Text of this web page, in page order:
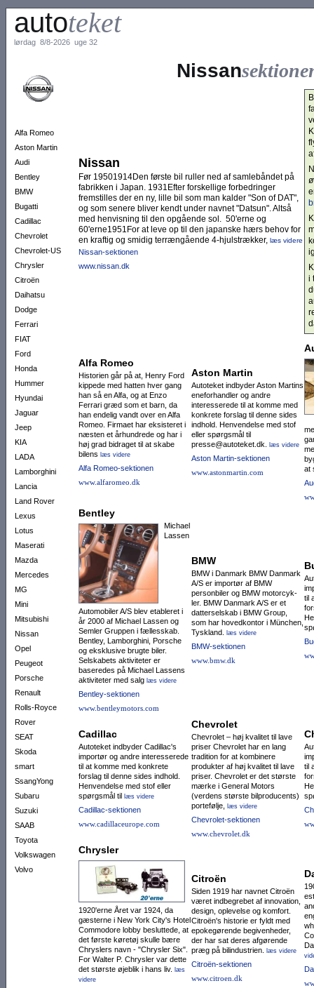
autoteket
lørdag 8/8-2026 uge 32
Alfa Romeo
Aston Martin
Audi
Bentley
BMW
Bugatti
Cadillac
Chevrolet
Chevrolet-US
Chrysler
Citroën
Daihatsu
Dodge
Ferrari
FIAT
Ford
Honda
Hummer
Hyundai
Jaguar
Jeep
KIA
LADA
Lamborghini
Lancia
Land Rover
Lexus
Lotus
Maserati
Mazda
Mercedes
MG
Mini
Mitsubishi
Nissan
Opel
Peugeot
Porsche
Renault
Rolls-Royce
Rover
SEAT
Skoda
smart
SsangYong
Subaru
Suzuki
SAAB
Toyota
Volkswagen
Volvo
Nissan
Nissan
Før 19501914Den første bil ruller ned af samlebåndet på
fabrikken i Japan. 1931Efter forskellige forbedringer
fremstilles der en ny, lille bil som man kalder "Son of DAT",
og som senere bliver kendt under navnet "Datsun". Altså
med henvisning til den opgående sol. 50'erne og
60'erne1951For at leve op til den japanske hærs behov for
en kraftig og smidig terrængående 4-hjulstrækker, læs videre
Nissan-sektionen
www.nissan.dk
i
Alfa Romeo
Historien går på at, Henry Ford
kippede med hatten hver gang
han så en Alfa, og at Enzo
Ferrari græd som et barn, da
han endelig vandt over en Alfa
Romeo. Firmaet har eksisteret i
næsten et århundrede og har i
høj grad bidraget til at skabe
bilens læs videre
Alfa Romeo-sektionen
www.alfaromeo.dk
Aston Martin
Autoteket indbyder Aston Martins
eneforhandler og andre
interesserede til at komme med
konkrete forslag til denne sides
indhold. Henvendelse med stof
eller spørgsmål til
presse@autoteket.dk.
læs videre
Aston Martin-sektionen
www.astonmartin.com
at
Bentley
Michael
Lassen
Automobiler A/S blev etableret i
år 2000 af Michael Lassen og
Semler Gruppen i fællesskab.
Bentley, Lamborghini, Porsche
og eksklusive brugte biler.
Selskabets aktiviteter er
baseredes på Michael Lassens
aktiviteter med salg læs videre
Bentley-sektionen
www.bentleymotors.com
BMW
BMW i Danmark BMW Danmark
A/S er importør af BMW
personbiler og BMW motor­cyk­
ler. BMW Danmark A/S er et
datter­selskab i BMW Group,
som har ho­vedkontor i München,
Tyskland.
læs videre
BMW-sektionen
www.bmw.dk
til
Cadillac
Autoteket indbyder Cadillac's
importør og andre interesserede
til at komme med konkrete
forslag til denne sides indhold.
Henvendelse med stof eller
spørgsmål til læs videre
Cadillac-sektionen
www.cadillaceurope.com
Chevrolet
Chevrolet – høj kvalitet til lave
priser Chevrolet har en lang
tradition for at kombinere
produkter af høj kvalitet til lave
priser. Chevrolet er det største
mærke i General Motors
(verdens største bilproducents)
portefølje,
læs videre
Chevrolet-sektionen
www.chevrolet.dk
til
Chrysler
1920'erne Året var 1924, da
gæsterne i New York City's Hotel
Commodore lobby besluttede, at
det første køretøj skulle bære
Chryslers navn - "Chrysler Six".
For Walter P. Chrysler var dette
det største øjeblik i hans liv.
læs
videre
Citroën
Siden 1919 har navnet Citroën
været indbegrebet af innovation,
design, oplevelse og komfort.
Citroën's historie er fyldt med
epokegørende begivenheder,
der har sat deres afgørende
præg på bilindustrien.
læs videre
Citroën-sektionen
www.citroen.dk